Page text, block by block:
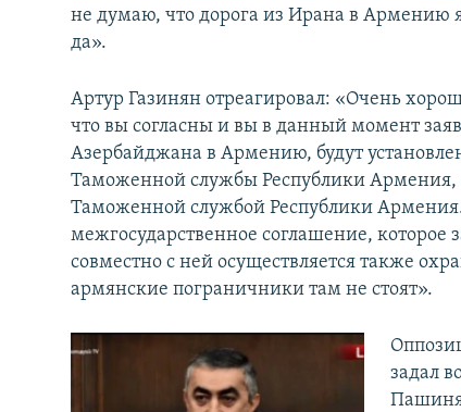
не думаю, что дорога из Ирана в Армению
да».
Артур Газинян отреагировал: «Очень
что вы согласны и вы в данный момент
Азербайджана в Армению, будут
Таможенной службы Республики Армения,
Таможенной службой Республики
межгосударственное соглашение, которое
совместно с ней осуществляется также
армянские пограничники там не стоят».
задал